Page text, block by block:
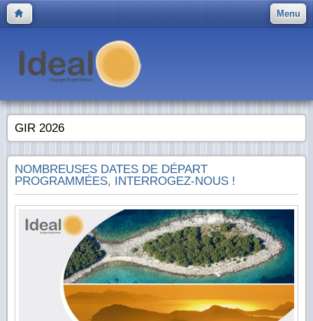
Menu
GIR 2026
NOMBREUSES DATES DE DÉPART
PROGRAMMÉES, INTERROGEZ-NOUS !